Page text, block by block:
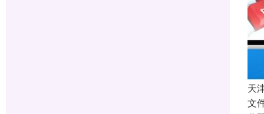
天
文